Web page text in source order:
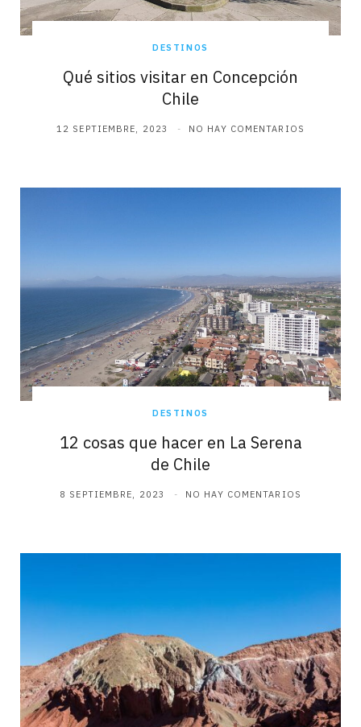
DESTINOS
Qué sitios visitar en Concepción
Chile
12 SEPTIEMBRE, 2023 NO HAY COMENTARIOS
DESTINOS
12 cosas que hacer en La Serena
de Chile
8 SEPTIEMBRE, 2023 NO HAY COMENTARIOS